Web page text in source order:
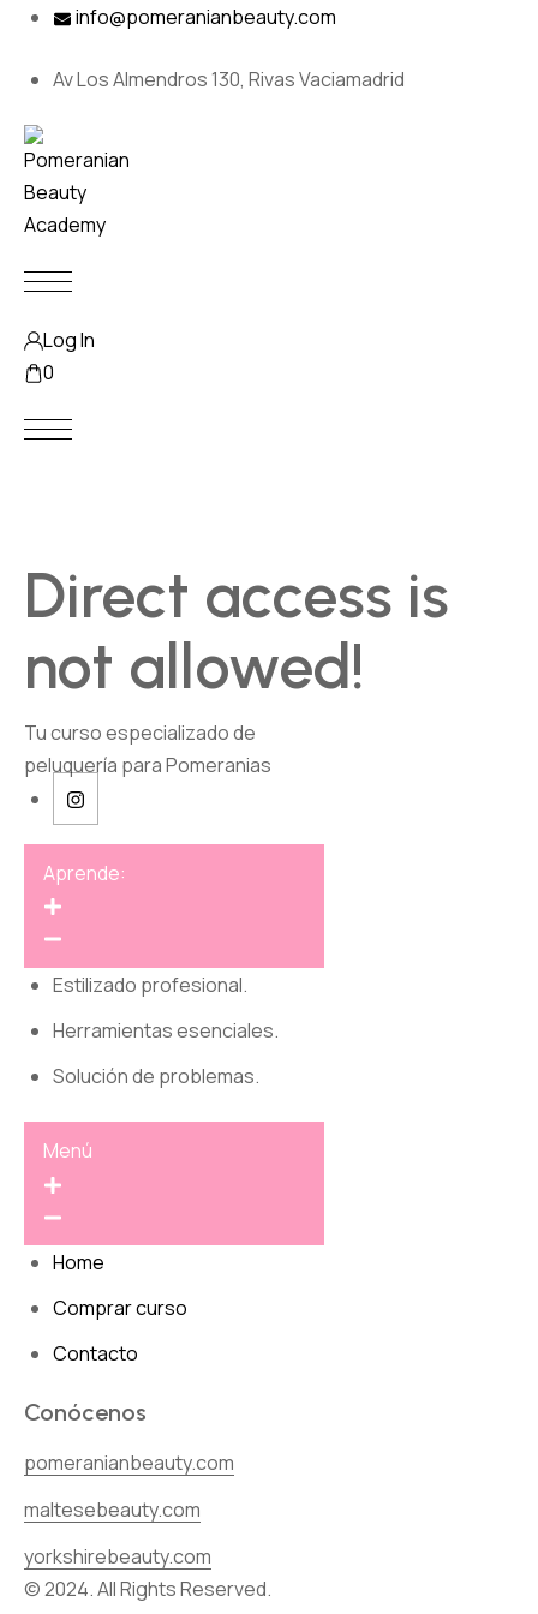
Skip
content
info@pomeranianbeauty.com
Av Los Almendros 130, Rivas Vaciamadrid
Log In
0
Direct access is
not allowed!
Tu curso especializado de
peluquería para Pomeranias
Aprende:
Estilizado profesional.
Herramientas esenciales.
Solución de problemas.
Menú
Home
Comprar curso
Contacto
Conócenos
pomeranianbeauty.com
maltesebeauty.com
yorkshirebeauty.com
© 2024. All Rights Reserved.